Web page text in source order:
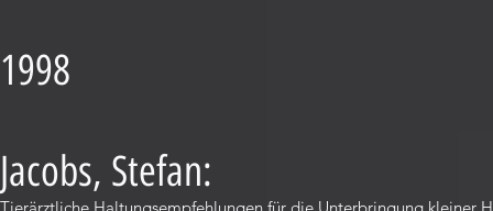
1998
Jacobs, Stefan: